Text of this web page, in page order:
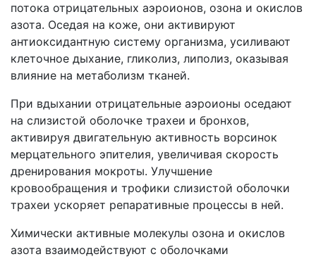
потока отрицательных аэроионов, озона и окислов
азота. Оседая на коже, они активируют
антиоксидантную систему организма, усиливают
клеточное дыхание, гликолиз, липолиз, оказывая
влияние на метаболизм тканей.
При вдыхании отрицательные аэроионы оседают
на слизистой оболочке трахеи и бронхов,
активируя двигательную активность ворсинок
мерцательного эпителия, увеличивая скорость
дренирования мокроты. Улучшение
кровообращения и трофики слизистой оболочки
трахеи ускоряет репаративные процессы в ней.
Химически активные молекулы озона и окислов
азота взаимодействуют с оболочками